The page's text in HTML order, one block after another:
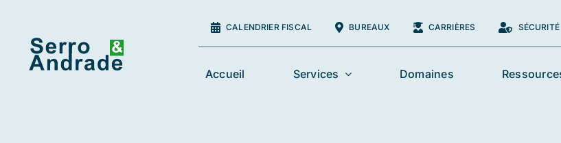
content
CALENDRIER FISCAL BUREAUX CARRIÈRES SÉCURITÉ
Accueil Services Domaines